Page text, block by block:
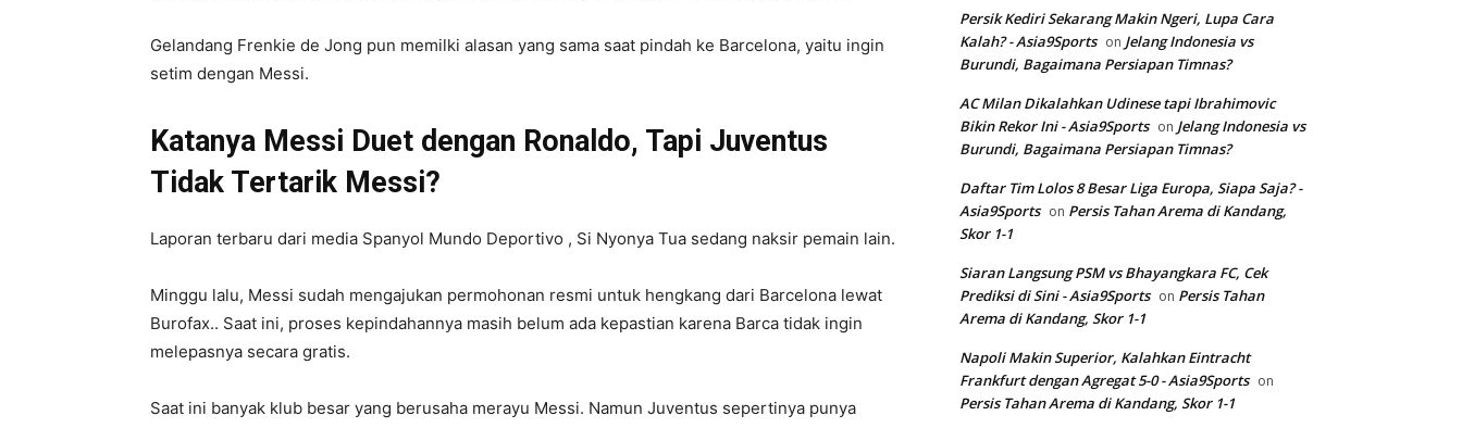
Gelandang Frenkie de Jong pun memilki alasan yang sama saat pindah ke Barcelona, yaitu ingin
setim dengan Messi.
Katanya Messi Duet dengan Ronaldo, Tapi Juventus
Tidak Tertarik Messi?
Laporan terbaru dari media Spanyol Mundo Deportivo , Si Nyonya Tua sedang naksir pemain lain.
Minggu lalu, Messi sudah mengajukan permohonan resmi untuk hengkang dari Barcelona lewat
Burofax.. Saat ini, proses kepindahannya masih belum ada kepastian karena Barca tidak ingin
melepasnya secara gratis.
Saat ini banyak klub besar yang berusaha merayu Messi. Namun Juventus sepertinya punya
Persik Kediri Sekarang Makin Ngeri, Lupa Cara
Kalah? - Asia9Sports on Jelang Indonesia vs
Burundi, Bagaimana Persiapan Timnas?
AC Milan Dikalahkan Udinese tapi Ibrahimovic
Bikin Rekor Ini - Asia9Sports on Jelang Indonesia vs
Burundi, Bagaimana Persiapan Timnas?
Daftar Tim Lolos 8 Besar Liga Europa, Siapa Saja? -
Asia9Sports on Persis Tahan Arema di Kandang,
Skor 1-1
Siaran Langsung PSM vs Bhayangkara FC, Cek
Prediksi di Sini - Asia9Sports on Persis Tahan
Arema di Kandang, Skor 1-1
Napoli Makin Superior, Kalahkan Eintracht
Frankfurt dengan Agregat 5-0 - Asia9Sports on
Persis Tahan Arema di Kandang, Skor 1-1